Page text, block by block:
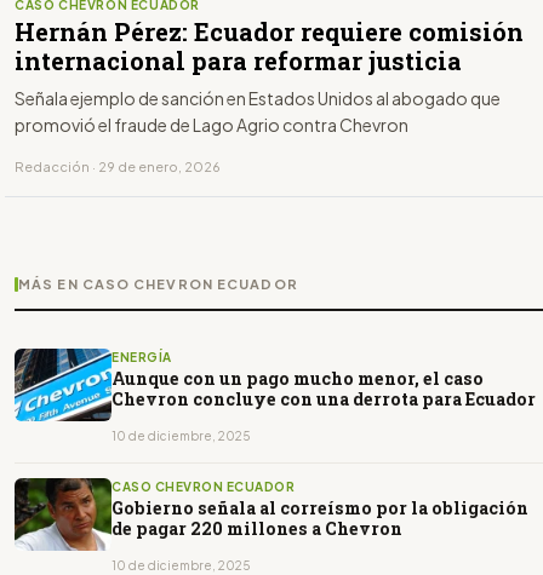
CASO CHEVRON ECUADOR
Hernán Pérez: Ecuador requiere comisión
internacional para reformar justicia
Señala ejemplo de sanción en Estados Unidos al abogado que
promovió el fraude de Lago Agrio contra Chevron
Redacción · 29 de enero, 2026
MÁS EN CASO CHEVRON ECUADOR
ENERGÍA
Aunque con un pago mucho menor, el caso
Chevron concluye con una derrota para Ecuador
10 de diciembre, 2025
CASO CHEVRON ECUADOR
Gobierno señala al correísmo por la obligación
de pagar 220 millones a Chevron
10 de diciembre, 2025